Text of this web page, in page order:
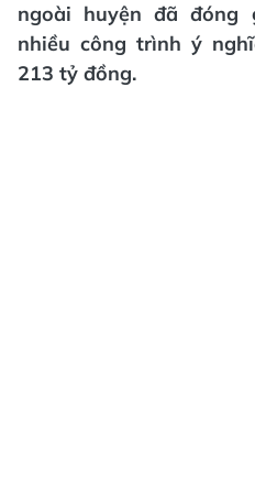
ngoài huyện đã
nhiều công trình ý
213 tỷ đồng.